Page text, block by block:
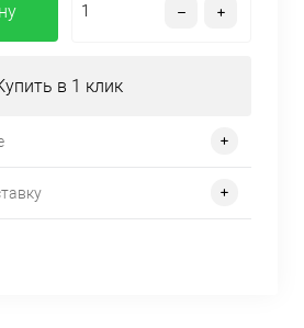
в 1 клик